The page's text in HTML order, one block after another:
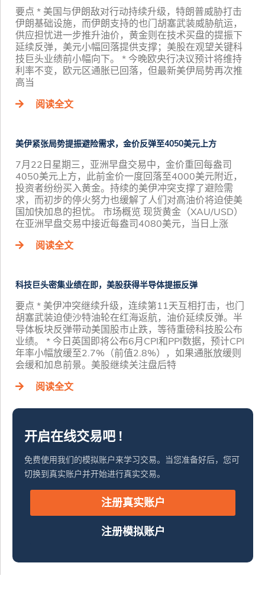
要点 * 美国与伊朗敌对行动持续升级，特朗普威胁打击
伊朗基础设施，而伊朗支持的也门胡塞武装威胁航运，
供应担忧进一步推升油价，黄金则在技术买盘的提振下
延续反弹，美元小幅回落提供支撑；美股在观望关键科
技巨头业绩前小幅向下。 * 今晚欧央行决议预计将维持
利率不变，欧元区通胀已回落，但最新美伊局势再次推
高当
阅读全文
美伊紧张局势提振避险需求，金价反弹至4050美元上方
7月22日星期三，亚洲早盘交易中，金价重回每盎司
4050美元上方，此前金价一度回落至4000美元附近，
投资者纷纷买入黄金。持续的美伊冲突支撑了避险需
求，而初步的停火努力也缓解了人们对高油价将迫使美
国加快加息的担忧。 市场概览 现货黄金（XAU/USD）
在亚洲早盘交易中接近每盎司4080美元，当日上涨
阅读全文
科技巨头密集业绩在即，美股获得半导体提振反弹
要点 * 美伊冲突继续升级，连续第11天互相打击，也门
胡塞武装迫使沙特油轮在红海返航，油价延续反弹。半
导体板块反弹带动美国股市止跌，等待重磅科技股公布
业绩。 * 今日英国即将公布6月CPI和PPI数据，预计CPI
年率小幅放缓至2.7%（前值2.8%），如果通胀放缓则
会缓和加息前景。美股继续关注盘后特
阅读全文
开启在线交易吧 !
免费使用我们的模拟账户来学习交易。当您准备好后，您可
切换到真实账户并开始进行真实交易。
注册真实账户
注册模拟账户